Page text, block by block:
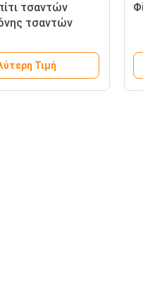
τσαντών
τσαντών
Τιμή